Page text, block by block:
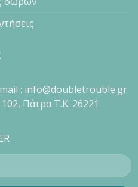
: info@doubletrouble.gr
Πάτρα Τ.Κ. 26221